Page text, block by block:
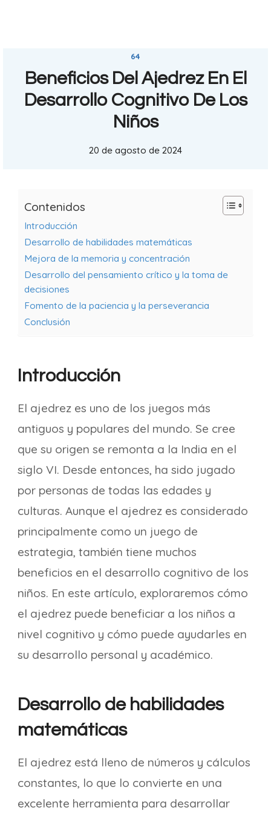
64
Beneficios Del Ajedrez En El
Desarrollo Cognitivo De Los
Niños
20 de agosto de 2024
Contenidos
Introducción
Desarrollo de habilidades matemáticas
Mejora de la memoria y concentración
Desarrollo del pensamiento crítico y la toma de
decisiones
Fomento de la paciencia y la perseverancia
Conclusión
Introducción
El ajedrez es uno de los juegos más
antiguos y populares del mundo. Se cree
que su origen se remonta a la India en el
siglo VI. Desde entonces, ha sido jugado
por personas de todas las edades y
culturas. Aunque el ajedrez es considerado
principalmente como un juego de
estrategia, también tiene muchos
beneficios en el desarrollo cognitivo de los
niños. En este artículo, exploraremos cómo
el ajedrez puede beneficiar a los niños a
nivel cognitivo y cómo puede ayudarles en
su desarrollo personal y académico.
Desarrollo de habilidades
matemáticas
El ajedrez está lleno de números y cálculos
constantes, lo que lo convierte en una
excelente herramienta para desarrollar